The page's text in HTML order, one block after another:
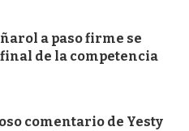
a paso firme se
de la competencia
comentario de Yesty